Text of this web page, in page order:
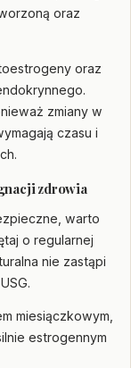
oraz
oraz
zmiany w
czasu i
zdrowia
warto
o regularnej
nie zastąpi
miesiączkowym,
estrogennym